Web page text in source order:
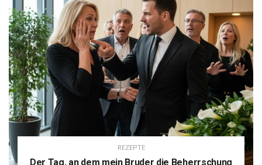
REZEPTE
Der Tag, an dem mein Bruder die Beherrschung